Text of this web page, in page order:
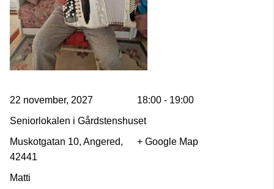
22 november, 2027
18:00 - 19:00
Seniorlokalen i Gårdstenshuset
Muskotgatan 10, Angered,
42441
+ Google Map
Matti